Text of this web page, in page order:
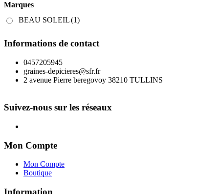
Marques
BEAU SOLEIL(1)
Informations de contact
0457205945
graines-depicieres@sfr.fr
2 avenue Pierre beregovoy 38210 TULLINS
Suivez-nous sur les réseaux
Mon Compte
Mon Compte
Boutique
Information